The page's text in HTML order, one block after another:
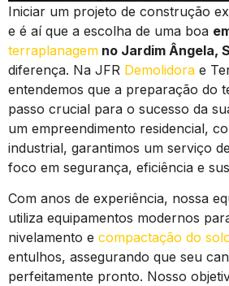
Iniciar um projeto de construção
e é aí que a escolha de uma boa
terraplanagem no Jardim Ângela,
diferença. Na JFR Demolidora e
entendemos que a preparação do
passo crucial para o sucesso da
um empreendimento residencial,
industrial, garantimos um serviço
foco em segurança, eficiência e
Com anos de experiência, nossa
utiliza equipamentos modernos
nivelamento e compactação do
entulhos, assegurando que seu
perfeitamente pronto. Nosso